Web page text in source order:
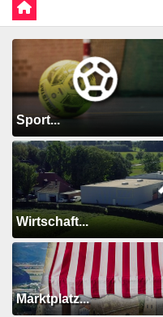
Sport...
Wirtschaft...
Marktplatz...